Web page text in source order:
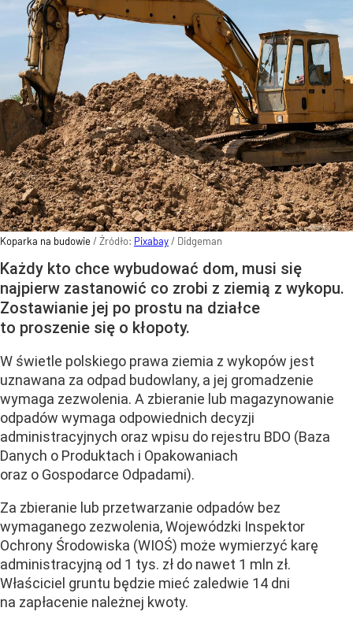
Koparka na budowie/ Źródło: Pixabay/ Didgeman
Każdy kto chce wybudować dom, musi się
najpierw zastanowić co zrobi z ziemią z wykopu.
Zostawianie jej po prostu na działce
to proszenie się o kłopoty.
W świetle polskiego prawa ziemia z wykopów jest
uznawana za odpad budowlany, a jej gromadzenie
wymaga zezwolenia. A zbieranie lub magazynowanie
odpadów wymaga odpowiednich decyzji
administracyjnych oraz wpisu do rejestru BDO (Baza
Danych o Produktach i Opakowaniach
oraz o Gospodarce Odpadami).
Za zbieranie lub przetwarzanie odpadów bez
wymaganego zezwolenia, Wojewódzki Inspektor
Ochrony Środowiska (WIOŚ) może wymierzyć karę
administracyjną od 1 tys. zł do nawet 1 mln zł.
Właściciel gruntu będzie mieć zaledwie 14 dni
na zapłacenie należnej kwoty.